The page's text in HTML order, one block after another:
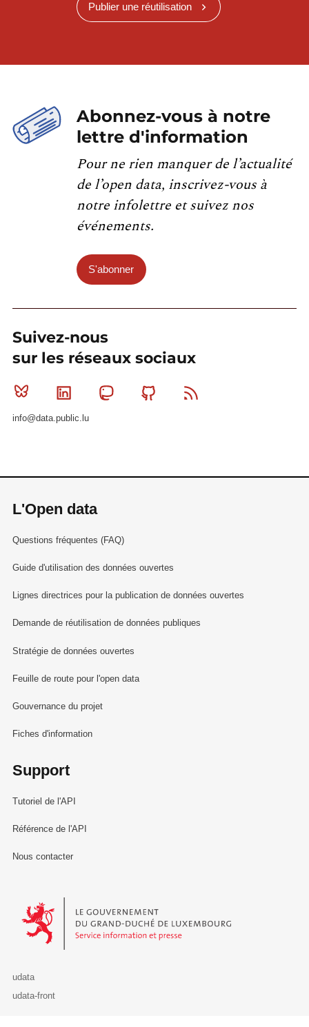
Publier une réutilisation
Abonnez-vous à notre
lettre d'information
Pour ne rien manquer de l’actualité
de l’open data, inscrivez-vous à
notre infolettre et suivez nos
événements.
S'abonner
Suivez-nous
sur les réseaux sociaux
Bluesky Linkedin MastodonGithub
info@data.public.lu
L'Open data
Questions fréquentes (FAQ)
Guide d'utilisation des données ouvertes
Lignes directrices pour la publication de données ouvertes
Demande de réutilisation de données publiques
Stratégie de données ouvertes
Feuille de route pour l'open data
Gouvernance du projet
Fiches d'information
Support
Tutoriel de l'API
Référence de l'API
Nous contacter
Le Gouvernement du Grand-Duché de Luxembourg - Service
udata
udata-front